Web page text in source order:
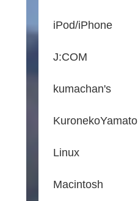
iPod/iPhone
J:COM
kumachan's
KuronekoYamato
Linux
Macintosh